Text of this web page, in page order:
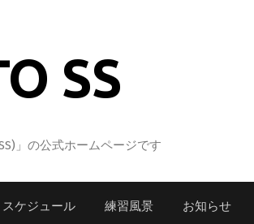
SS
」の公式ホームページです
スケジュール 練習風景 お知らせ